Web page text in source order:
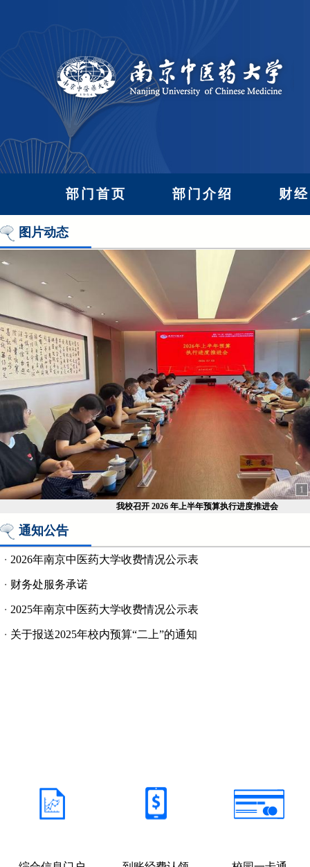
部门首页 部门介绍 财
图片动态
1
我校召开 2026 年上半年预算执行进度推进会
通知公告
・ 2026年南京中医药大学收费情况公示表
・ 财务处服务承诺
・ 2025年南京中医药大学收费情况公示表
・ 关于报送2025年校内预算“二上”的通知